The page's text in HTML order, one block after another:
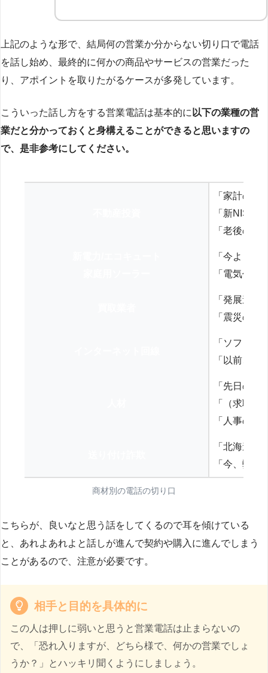
上記のような形で、結局何の営業か分からない切り口で電話
を話し始め、最終的に何かの商品やサービスの営業だった
り、アポイントを取りたがるケースが多発しています。
こういった話し方をする営業電話は基本的に 以下の業種の営
業だと分かっておくと身構えることができると思いますの
で、是非参考にしてください。
「家計の見
「新NISA
「老後の
「今より
「電気代を
「発展途
「震災の
「ソフト
「以前、
「先日の
「（求職
「人事の方
「北海道
「今、弊
商材別の電話の切り口
こちらが、良いなと思う話をしてくるので耳を傾けている
と、あれよあれよと話しが進んで契約や購入に進んでしまう
ことがあるので、注意が必要です。
相手と目的を具体的に
この人は押しに弱いと思うと営業電話は止まらないの
で、「恐れ入りますが、どちら様で、何かの営業でしょ
うか？」とハッキリ聞くようにしましょう。